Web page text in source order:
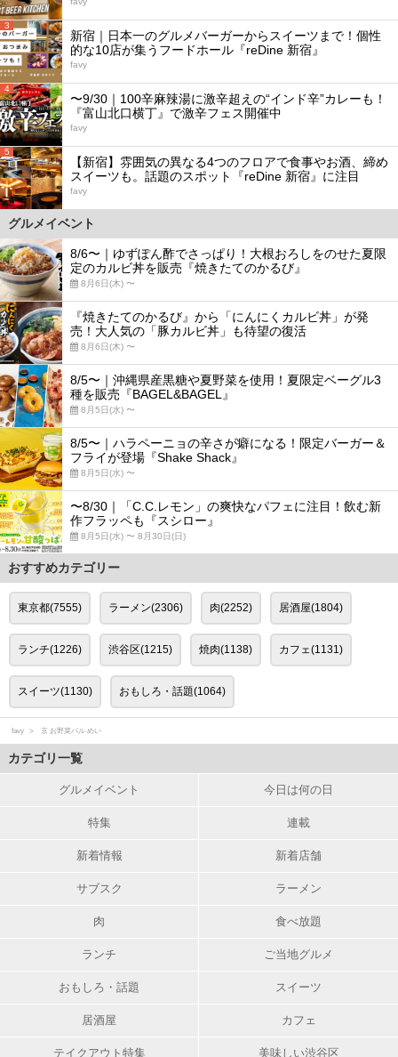
3
新宿｜日本一のグルメバーガーからスイーツまで！個性
的な10店が集うフードホール『reDine 新宿』
favy
4
〜9/30｜100辛麻辣湯に激辛超えの“インド辛”カレーも！
『富山北口横丁』で激辛フェス開催中
favy
5
【新宿】雰囲気の異なる4つのフロアで食事やお酒、締め
スイーツも。話題のスポット『reDine 新宿』に注目
favy
グルメイベント
8/6〜｜ゆずぽん酢でさっぱり！大根おろしをのせた夏限
定のカルビ丼を販売『焼きたてのかるび』
8月6日(木) 〜
『焼きたてのかるび』から「にんにくカルビ丼」が発
売！大人気の「豚カルビ丼」も待望の復活
8月6日(木) 〜
8/5〜｜沖縄県産黒糖や夏野菜を使用！夏限定ベーグル3
種を販売『BAGEL&BAGEL』
8月5日(水) 〜
8/5〜｜ハラペーニョの辛さが癖になる！限定バーガー＆
フライが登場『Shake Shack』
8月5日(水) 〜
〜8/30｜「C.C.レモン」の爽快なパフェに注目！飲む新
作フラッペも『スシロー』
8月5日(水) 〜 8月30日(日)
おすすめカテゴリー
東京都(7555) ラーメン(2306) 肉(2252) 居酒屋(1804)
ランチ(1226) 渋谷区(1215) 焼肉(1138) カフェ(1131)
スイーツ(1130) おもしろ・話題(1064)
favy 京 お野菜バル めい
カテゴリ一覧
グルメイベント 今日は何の日
特集 連載
新着情報 新着店舗
サブスク ラーメン
肉 食べ放題
ランチ ご当地グルメ
おもしろ・話題 スイーツ
居酒屋 カフェ
テイクアウト特集 美味しい渋谷区